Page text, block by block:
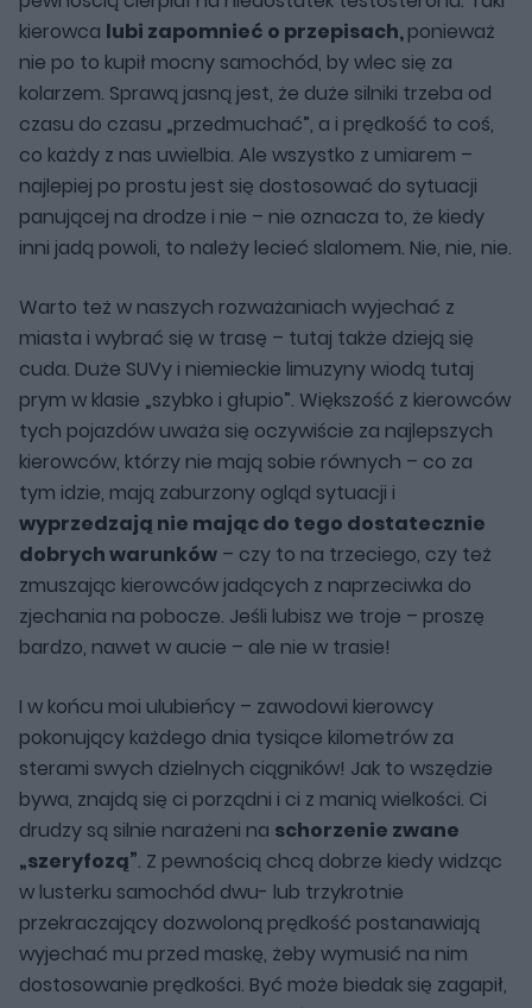
kierowca lubi zapomnieć o przepisach,ponieważ
nie po to kupił mocny samochód, by wlec się za
kolarzem. Sprawą jasną jest, że duże silniki trzeba od
czasu do czasu „przedmuchać”, a i prędkość to coś,
co każdy z nas uwielbia. Ale wszystko z umiarem –
najlepiej po prostu jest się dostosować do sytuacji
panującej na drodze i nie – nie oznacza to, że kiedy
inni jadą powoli, to należy lecieć slalomem. Nie, nie, nie.
Warto też w naszych rozważaniach wyjechać z
miasta i wybrać się w trasę – tutaj także dzieją się
cuda. Duże SUVy i niemieckie limuzyny wiodą tutaj
prym w klasie „szybko i głupio”. Większość z kierowców
tych pojazdów uważa się oczywiście za najlepszych
kierowców, którzy nie mają sobie równych – co za
tym idzie, mają zaburzony ogląd sytuacji i
wyprzedzają nie mając do tego dostatecznie
dobrych warunków – czy to na trzeciego, czy też
zmuszając kierowców jadących z naprzeciwka do
zjechania na pobocze. Jeśli lubisz we troje – proszę
bardzo, nawet w aucie – ale nie w trasie!
I w końcu moi ulubieńcy – zawodowi kierowcy
pokonujący każdego dnia tysiące kilometrów za
sterami swych dzielnych ciągników! Jak to wszędzie
bywa, znajdą się ci porządni i ci z manią wielkości. Ci
drudzy są silnie narażeni na schorzenie zwane
„szeryfozą”. Z pewnością chcą dobrze kiedy widząc
w lusterku samochód dwu- lub trzykrotnie
przekraczający dozwoloną prędkość postanawiają
wyjechać mu przed maskę, żeby wymusić na nim
dostosowanie prędkości. Być może biedak się zagapił,